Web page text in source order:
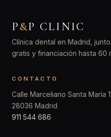
P&P CLINIC
Clínica dental en Madrid,
gratis y financiación hasta 60
CONTACTO
Calle Marceliano Santa María
28036 Madrid
911 544 686